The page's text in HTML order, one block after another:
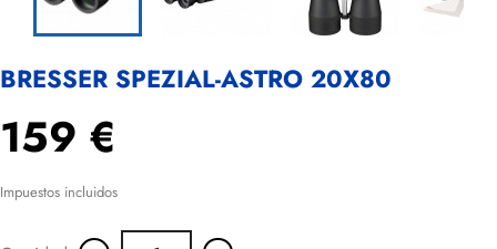
BRESSER SPEZIAL-ASTRO 20X80
159 €
Impuestos incluidos